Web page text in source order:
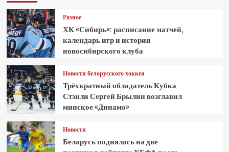
Разное
ХК «Сибирь»: расписание матчей,
календарь игр и история
новосибирского клуба
Новости белорусского хоккея
Трёхкратный обладатель Кубка
Стэнли Сергей Брылин возглавил
минское «Динамо»
Новости
Беларусь поднялась на две